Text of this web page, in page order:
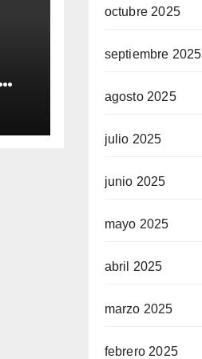
octubre 2025
septiembre 2025
agosto 2025
julio 2025
junio 2025
mayo 2025
abril 2025
marzo 2025
febrero 2025